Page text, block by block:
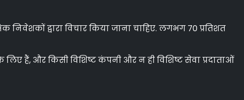
द्वारा विचार किया जाना चाहिए. लगभग 70 प्रतिशत
हैं, और किसी विशिष्ट कंपनी और न ही विशिष्ट सेवा प्रदाताओं